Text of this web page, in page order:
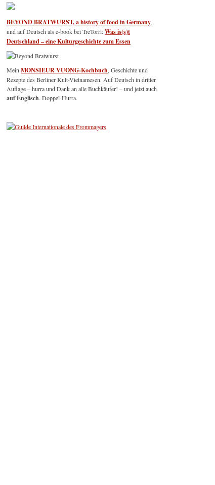
BEYOND BRATWURST, a history of food in Germany
und auf Deutsch als e-book bei TreTorri:Was is(s)t
Deutschland – eine Kulturgeschichte zum Essen
Mein MONSIEUR VUONG-Kochbuch , Geschichte und
Rezepte des Berliner Kult-Vietnamesen. Auf Deutsch in dritter
Auflage – hurra und Dank an alle Buchkäufer! – und jetzt auch
auf Englisch. Doppel-Hurra.